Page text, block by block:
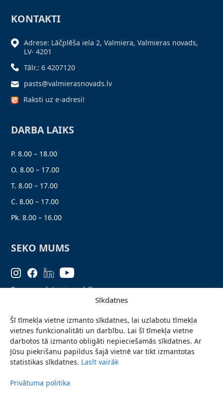
Sīkdatnes
Šī tīmekļa vietne izmanto sīkdatnes, lai uzlabotu tīmekļa
vietnes funkcionalitāti un darbību. Lai šī tīmekļa vietne
darbotos tā izmanto obligāti nepieciešamās sīkdatnes. Ar
Jūsu piekrišanu papildus šajā vietnē var tikt izmantotas
statistikas sīkdatnes. Lasīt vairāk
Privātuma politika
KONTAKTI
Adrese: Lāčplēša iela 2, Valmiera, Valmieras novads,
LV- 4201
Tālr.: 6 4207120
pasts@valmierasnovads.lv
Raksti uz e-adresi!
DARBA LAIKS
P. 8.00 – 18.00
O. 8.00 – 17.00
T. 8.00 – 17.00
C. 8.00 – 17.00
Pk. 8.00 – 16.00
SEKO MUMS
Personas datu aizsardzība
Ziņo par problēmu
Pieteikties jaunumiem
Piekļūstamības paziņojums